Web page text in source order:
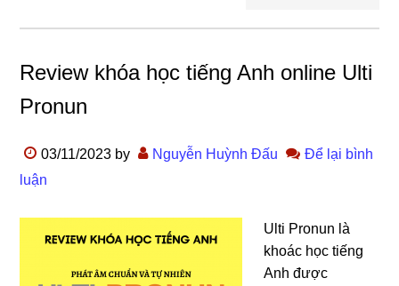
Review khóa học tiếng Anh online Ulti
Pronun
03/11/2023 by Nguyễn Huỳnh Đấu
Để lại bình
luận
Ulti Pronun là
khoác học tiếng
Anh được